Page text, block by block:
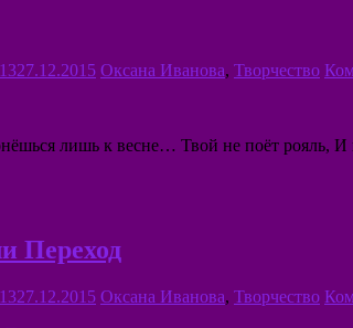
27.12.2015 Оксана Иванова, Творчество
лишь к весне… Твой не поёт рояль,
Переход
27.12.2015 Оксана Иванова, Творчество